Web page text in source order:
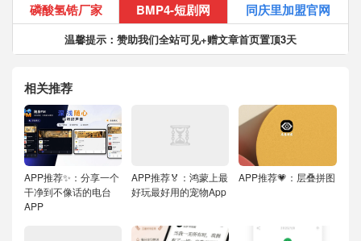
磷酸氢锆厂家
BMP4-短剧网 同庆里加盟官网
温馨提示：赞助我们全站可见+赠文章首页置顶3天
相关推荐
APP推荐✨：分享一个
干净到不像话的电台
APP
APP推荐🏅：鸿蒙上最
好玩最好用的宠物App
APP推荐💗：层叠拼图